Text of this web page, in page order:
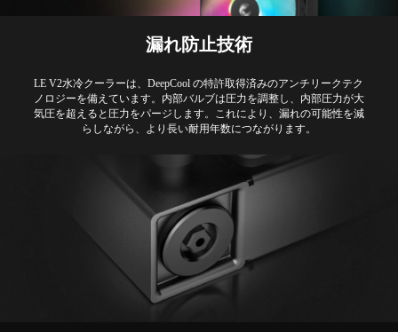
漏れ防止技術
LE V2水冷クーラーは、DeepCool の特許取得済みのアンチリークテク
ノロジーを備えています。内部バルブは圧力を調整し、内部圧力が大
気圧を超えると圧力をパージします。これにより、漏れの可能性を減
らしながら、より長い耐用年数につながります。